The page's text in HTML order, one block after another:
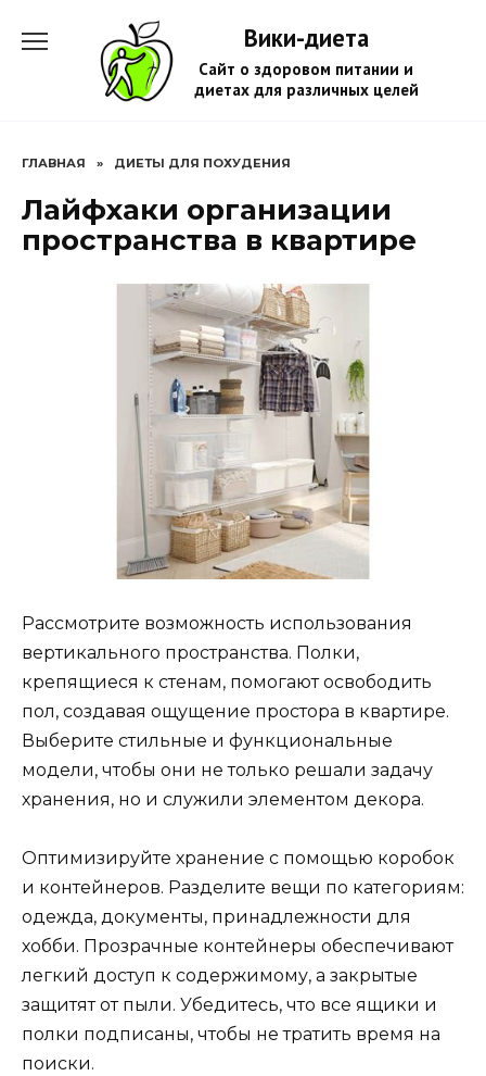
содержанию
Вики-диета
Сайт о здоровом питании и
диетах для различных целей
ГЛАВНАЯ » ДИЕТЫ ДЛЯ ПОХУДЕНИЯ
Лайфхаки организации
пространства в квартире
Рассмотрите возможность использования
вертикального пространства. Полки,
крепящиеся к стенам, помогают освободить
пол, создавая ощущение простора в квартире.
Выберите стильные и функциональные
модели, чтобы они не только решали задачу
хранения, но и служили элементом декора.
Оптимизируйте хранение с помощью коробок
и контейнеров. Разделите вещи по категориям:
одежда, документы, принадлежности для
хобби. Прозрачные контейнеры обеспечивают
легкий доступ к содержимому, а закрытые
защитят от пыли. Убедитесь, что все ящики и
полки подписаны, чтобы не тратить время на
поиски.